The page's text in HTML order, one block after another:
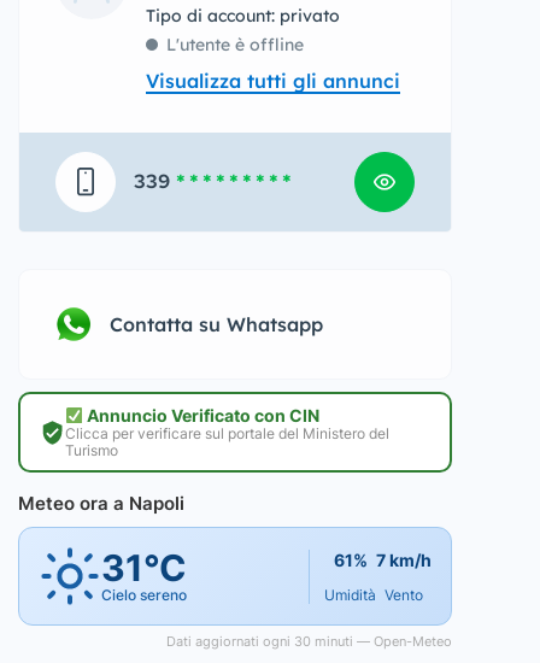
tipo di account: privato
L'utente è offline
Visualizza tutti gli annunci
339 * * * * * * * * *
Contatta su Whatsapp
Annuncio Verificato con CIN
Clicca per verificare sul portale del Ministero del
Turismo
Meteo ora a Napoli
31°C
Cielo sereno
61%
Umidità
7 km/h
Vento
Dati aggiornati ogni 30 minuti — Open-Meteo